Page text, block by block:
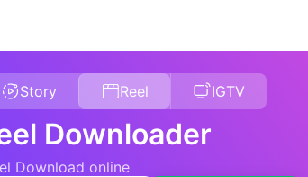
Story Reel IGTV
Downloader
Download online